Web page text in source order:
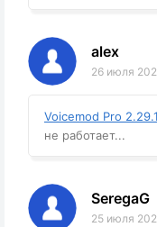
alex
26 июля
Voicemod Pro
не работает...
SeregaG
25 июля